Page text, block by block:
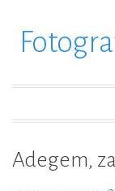
verder
Adegem,